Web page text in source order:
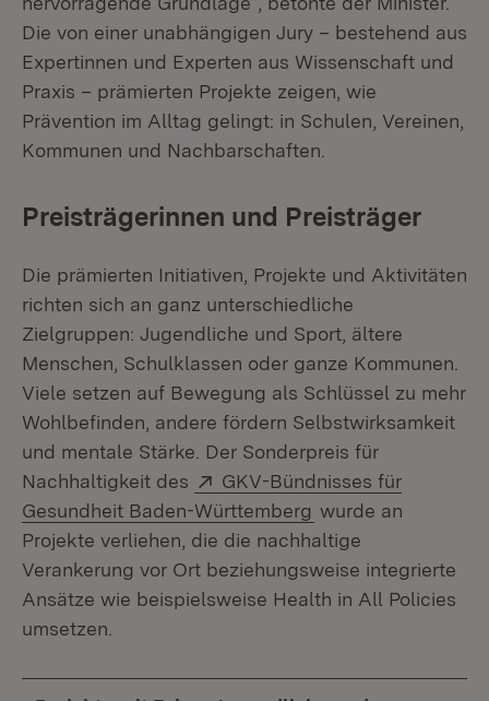
Die von einer unabhängigen Jury – bestehend aus
Expertinnen und Experten aus Wissenschaft und
Praxis – prämierten Projekte zeigen, wie
Prävention im Alltag gelingt: in Schulen, Vereinen,
Kommunen und Nachbarschaften.
Preisträgerinnen und Preisträger
Die prämierten Initiativen, Projekte und Aktivitäten
richten sich an ganz unterschiedliche
Zielgruppen: Jugendliche und Sport, ältere
Menschen, Schulklassen oder ganze Kommunen.
Viele setzen auf Bewegung als Schlüssel zu mehr
Wohlbefinden, andere fördern Selbstwirksamkeit
und mentale Stärke. Der Sonderpreis für
Nachhaltigkeit des
Extern:
GKV-Bündnisses für
Gesundheit Baden-Württemberg (Öffnet in neuem
wurde an
Projekte verliehen, die die nachhaltige
Verankerung vor Ort beziehungsweise integrierte
Ansätze wie beispielsweise Health in All Policies
umsetzen.